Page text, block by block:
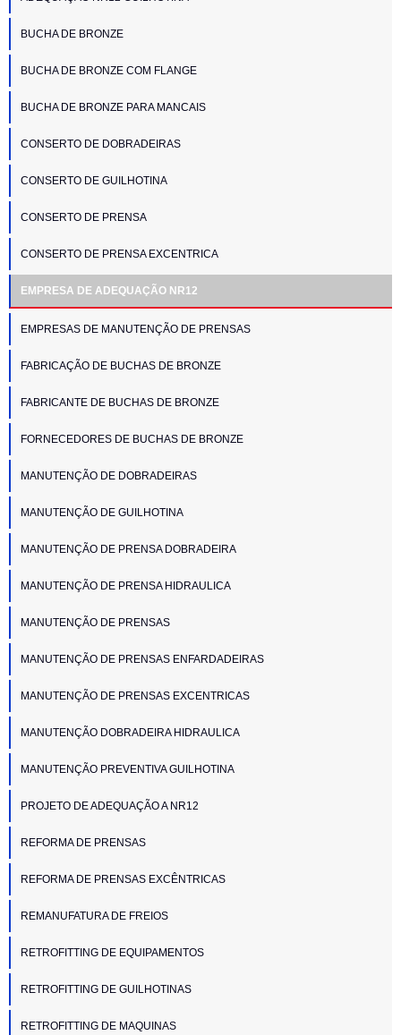
BUCHA DE BRONZE
BUCHA DE BRONZE COM FLANGE
BUCHA DE BRONZE PARA MANCAIS
CONSERTO DE DOBRADEIRAS
CONSERTO DE GUILHOTINA
CONSERTO DE PRENSA
CONSERTO DE PRENSA EXCENTRICA
EMPRESA DE ADEQUAÇÃO NR12
EMPRESAS DE MANUTENÇÃO DE PRENSAS
FABRICAÇÃO DE BUCHAS DE BRONZE
FABRICANTE DE BUCHAS DE BRONZE
FORNECEDORES DE BUCHAS DE BRONZE
MANUTENÇÃO DE DOBRADEIRAS
MANUTENÇÃO DE GUILHOTINA
MANUTENÇÃO DE PRENSA DOBRADEIRA
MANUTENÇÃO DE PRENSA HIDRAULICA
MANUTENÇÃO DE PRENSAS
MANUTENÇÃO DE PRENSAS ENFARDADEIRAS
MANUTENÇÃO DE PRENSAS EXCENTRICAS
MANUTENÇÃO DOBRADEIRA HIDRAULICA
MANUTENÇÃO PREVENTIVA GUILHOTINA
PROJETO DE ADEQUAÇÃO A NR12
REFORMA DE PRENSAS
REFORMA DE PRENSAS EXCÊNTRICAS
REMANUFATURA DE FREIOS
RETROFITTING DE EQUIPAMENTOS
RETROFITTING DE GUILHOTINAS
RETROFITTING DE MAQUINAS